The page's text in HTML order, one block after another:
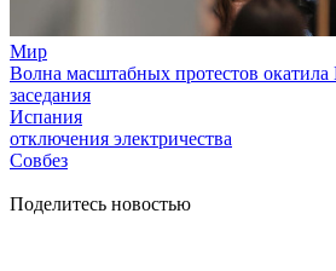
Мир
Волна масштабных протестов окатила
заседания
Испания
отключения электричества
Совбез
Поделитесь новостью